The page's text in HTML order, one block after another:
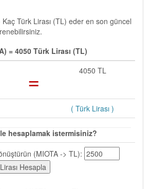
Türk Lirası (TL) eder en son güncel
= 4050 Türk Lirası (TL)
= 4050 TL
( Türk Lirası )
hesaplamak istermisiniz?
(MIOTA -> TL):